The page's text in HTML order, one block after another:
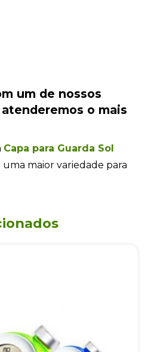
um de nossos
o mais
Capa para Guarda Sol
maior variedade para